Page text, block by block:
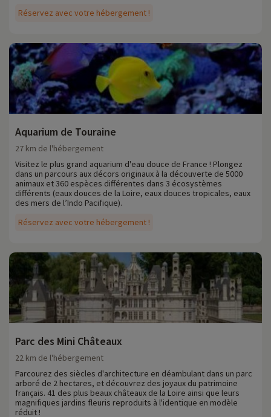
Réservez avec votre hébergement !
Aquarium de Touraine
Réservez avec votre hébergement !
27 km de l'hébergement
Visitez le plus grand aquarium d'eau douce de France ! Plongez
dans un parcours aux décors originaux à la découverte de 5000
animaux et 360 espèces différentes dans 3 écosystèmes
différents (eaux douces de la Loire, eaux douces tropicales, eaux
des mers de l’Indo Pacifique).
Parc des Mini Châteaux
22 km de l'hébergement
Parcourez des siècles d'architecture en déambulant dans un parc
arboré de 2 hectares, et découvrez des joyaux du patrimoine
français. 41 des plus beaux châteaux de la Loire ainsi que leurs
magnifiques jardins fleuris reproduits à l'identique en modèle
réduit !